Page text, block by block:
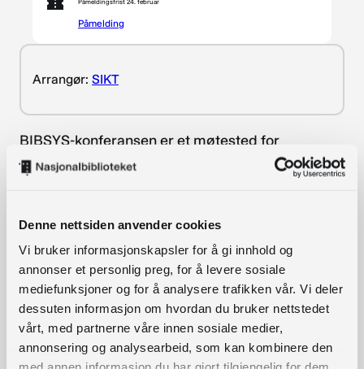
Denne nettsiden anvender cookies
Vi bruker informasjonskapsler for å gi innhold og
annonser et personlig preg, for å levere sosiale
mediefunksjoner og for å analysere trafikken vår. Vi deler
dessuten informasjon om hvordan du bruker nettstedet
vårt, med partnerne våre innen sosiale medier,
annonsering og analysearbeid, som kan kombinere den
Påmelding
Arrangør: SIKT
BIBSYS-konferansen er et møtested for
medlemmene i BIBSYS-konsortiet og andre
interesserte, der vi presenterer, diskuterer og
biblioteksystem.
På BIBSYS-konferansen får du to dager fylt med
faglig relevante temaer, og du vil møte andre fra
kunnskapssektoren som jobber med å gjøre
kunnskap tilgjengelig.